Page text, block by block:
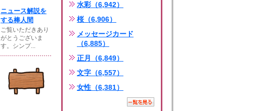
ニュース解説を
する棒人間
ご覧いただきあり
がとうございま
す。シンプ...
水彩（6,942）
桜（6,906）
メッセージカード
（6,885）
正月（6,849）
文字（6,557）
女性（6,381）